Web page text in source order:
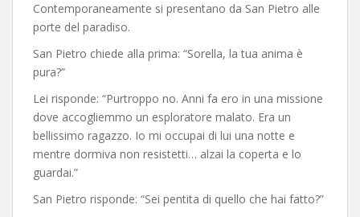
Contemporaneamente si presentano da San Pietro alle
porte del paradiso.
San Pietro chiede alla prima: “Sorella, la tua anima è
pura?”
Lei risponde: “Purtroppo no. Anni fa ero in una missione
dove accogliemmo un esploratore malato. Era un
bellissimo ragazzo. Io mi occupai di lui una notte e
mentre dormiva non resistetti… alzai la coperta e lo
guardai.”
San Pietro risponde: “Sei pentita di quello che hai fatto?”